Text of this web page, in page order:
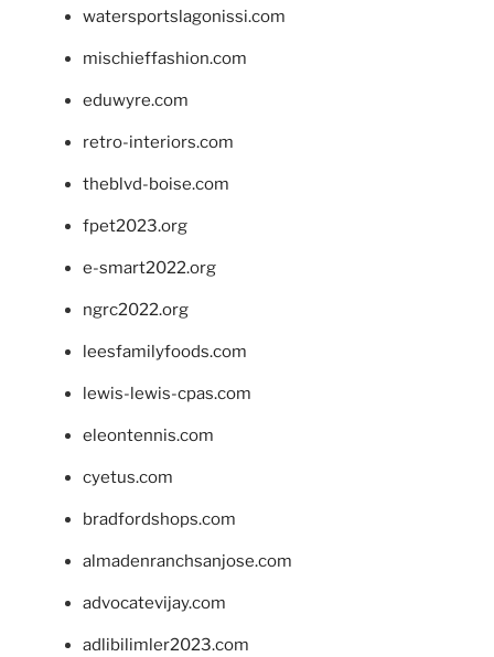
watersportslagonissi.com
mischieffashion.com
eduwyre.com
retro-interiors.com
theblvd-boise.com
fpet2023.org
e-smart2022.org
ngrc2022.org
leesfamilyfoods.com
lewis-lewis-cpas.com
eleontennis.com
cyetus.com
bradfordshops.com
almadenranchsanjose.com
advocatevijay.com
adlibilimler2023.com